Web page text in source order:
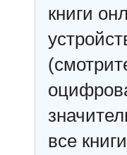
книги
все